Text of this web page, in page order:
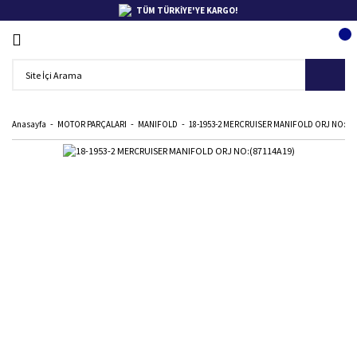
TÜM TÜRKİYE'YE KARGO!
Anasayfa MOTOR PARÇALARI MANIFOLD 18-1953-2 MERCRUISER MANIFOLD ORJ